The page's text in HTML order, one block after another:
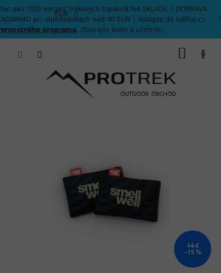
Prejsť
na
obsah
ako 1000 variant trekových topánok NA SKLADE | DOPRAVA
pri objednávkach nad 40 EUR | Vstúpte do nášho 👉
programu, zbierajte body a ušetrite.
EUR
14 €
–15 %